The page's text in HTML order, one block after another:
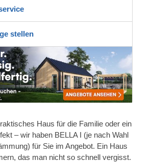
stellen
Haus für die Familie oder ein
– wir haben BELLA I (je nach Wahl
für Sie im Angebot. Ein Haus
das man nicht so schnell vergisst.